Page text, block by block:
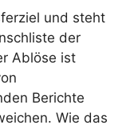
und steht
der
Ablöse ist
Berichte
Wie das